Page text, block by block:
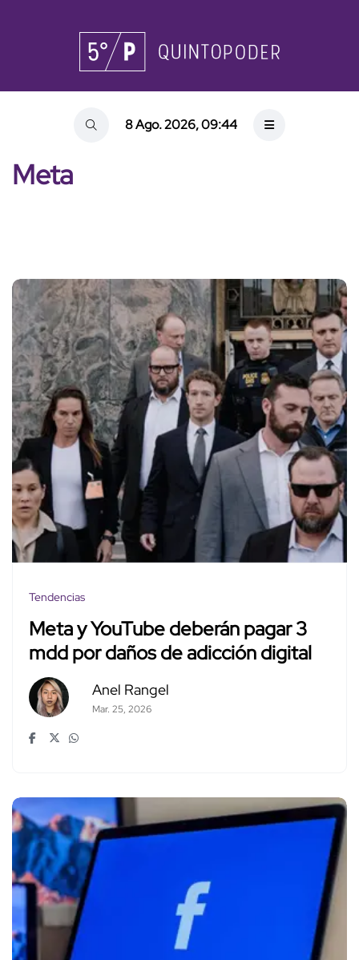
8 Ago. 2026, 09:44
Meta
Tendencias
Meta y YouTube deberán pagar 3
mdd por daños de adicción digital
Anel Rangel
Mar. 25, 2026